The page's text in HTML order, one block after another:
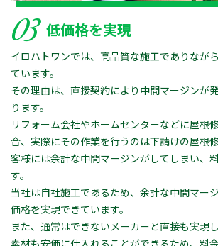
03 低価格を実現
イロハトワンでは、高品質な施工でありなが
ています。
その理由は、直接契約により中間マージンが
ります。
リフォーム会社やホームセンターなどに屋根
合、実際にその作業を行うのは下請けの屋根
客様には余計な中間マージンがしてしまい、
す。
当社は自社施工であるため、余計な中間マー
価格を実現できています。
また、通常はできないメーカーと直接も実現
素材も安価に仕入れることができるため、料